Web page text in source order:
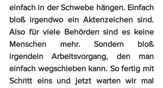
einfach in der Schwebe hängen. Einfach
bloß irgendwo ein Aktenzeichen sind.
Also für viele Behörden sind es keine
Menschen mehr. Sondern bloß
irgendein Arbeitsvorgang, den man
einfach wegschieben kann. So fertig mit
Schritt eins und jetzt warten wir mal